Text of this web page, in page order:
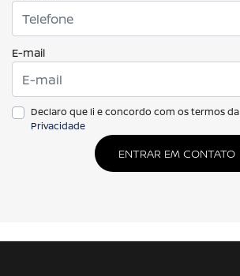
E-mail
Declaro que li e concordo com os termos da
Privacidade
ENTRAR EM CONTATO